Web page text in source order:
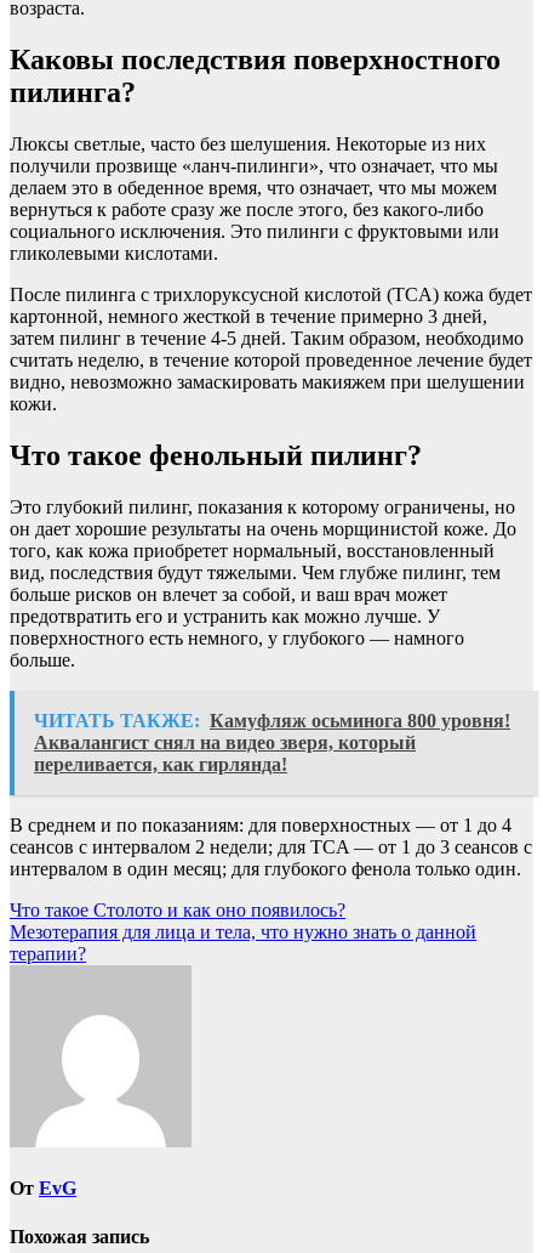
возраста.
Каковы последствия поверхностного
пилинга?
Люксы светлые, часто без шелушения. Некоторые из них
получили прозвище «ланч-пилинги», что означает, что мы
делаем это в обеденное время, что означает, что мы можем
вернуться к работе сразу же после этого, без какого-либо
социального исключения. Это пилинги с фруктовыми или
гликолевыми кислотами.
После пилинга с трихлоруксусной кислотой (TCA) кожа будет
картонной, немного жесткой в ​​течение примерно 3 дней,
затем пилинг в течение 4-5 дней. Таким образом, необходимо
считать неделю, в течение которой проведенное лечение будет
видно, невозможно замаскировать макияжем при шелушении
кожи.
Что такое фенольный пилинг?
Это глубокий пилинг, показания к которому ограничены, но
он дает хорошие результаты на очень морщинистой коже. До
того, как кожа приобретет нормальный, восстановленный
вид, последствия будут тяжелыми. Чем глубже пилинг, тем
больше рисков он влечет за собой, и ваш врач может
предотвратить его и устранить как можно лучше. У
поверхностного есть немного, у глубокого — намного
больше.
ЧИТАТЬ ТАКЖЕ: Камуфляж осьминога 800 уровня!
Аквалангист снял на видео зверя, который
переливается, как гирлянда!
В среднем и по показаниям: для поверхностных — от 1 до 4
сеансов с интервалом 2 недели; для TCA — от 1 до 3 сеансов с
интервалом в один месяц; для глубокого фенола только один.
Навигация
по
Что такое Столото и как оно появилось?
Мезотерапия для лица и тела, что нужно знать о данной
терапии?
От EvG
Похожая запись